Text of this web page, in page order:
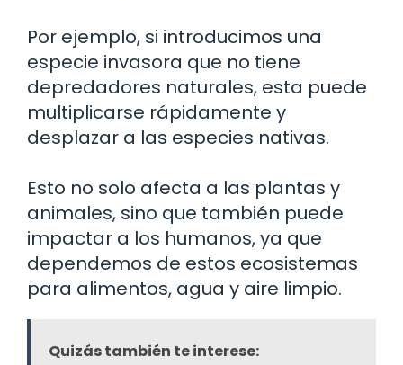
Por ejemplo, si introducimos una
especie invasora que no tiene
depredadores naturales, esta puede
multiplicarse rápidamente y
desplazar a las especies nativas.
Esto no solo afecta a las plantas y
animales, sino que también puede
impactar a los humanos, ya que
dependemos de estos ecosistemas
para alimentos, agua y aire limpio.
Quizás también te interese: